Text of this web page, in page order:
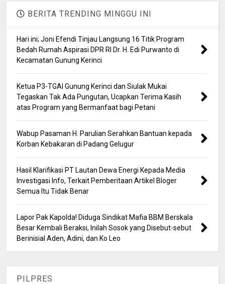
BERITA TRENDING MINGGU INI
Hari ini; Joni Efendi Tinjau Langsung 16 Titik Program
Bedah Rumah Aspirasi DPR RI Dr. H. Edi Purwanto di
Kecamatan Gunung Kerinci
Ketua P3-TGAI Gunung Kerinci dan Siulak Mukai
Tegaskan Tak Ada Pungutan, Ucapkan Terima Kasih
atas Program yang Bermanfaat bagi Petani
Wabup Pasaman H. Parulian Serahkan Bantuan kepada
Korban Kebakaran di Padang Gelugur
Hasil Klarifikasi PT Lautan Dewa Energi Kepada Media
Investigasi Info, Terkait Pemberitaan Artikel Bloger
Semua Itu Tidak Benar
Lapor Pak Kapolda! Diduga Sindikat Mafia BBM Berskala
Besar Kembali Beraksi, Inilah Sosok yang Disebut-sebut
Berinisial Aden, Adini, dan Ko Leo
PILPRES